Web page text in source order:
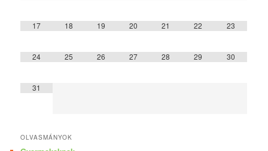
17 18 19 20 21 22 23
24 25 26 27 28 29 30
31
OLVASMÁNYOK